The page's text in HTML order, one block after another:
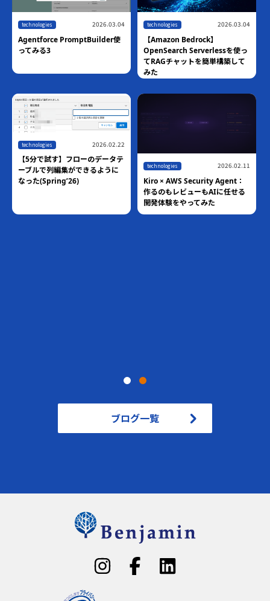
technologies 2026.03.04
Agentforce PromptBuilder使
ってみる3
technologies 2026.03.04
【Amazon Bedrock】
OpenSearch Serverlessを使っ
てRAGチャットを簡単構築して
みた
technologies 2026.02.22
【5分で試す】フローのデータテ
ーブルで列編集ができるように
なった(Spring’26)
technologies 2026.02.11
Kiro × AWS Security Agent：
作るのもレビューもAIに任せる
開発体験をやってみた
ブログ一覧